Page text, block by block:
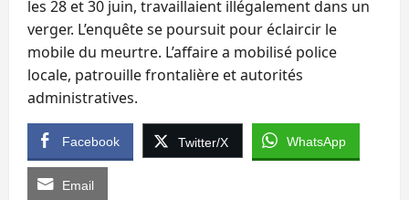
les 28 et 30 juin, travaillaient illégalement dans un
verger. L’enquête se poursuit pour éclaircir le
mobile du meurtre. L’affaire a mobilisé police
locale, patrouille frontalière et autorités
administratives.
Facebook Twitter/X WhatsApp
Email